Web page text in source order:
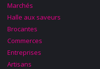
Marchés
Halle aux saveurs
Brocantes
Commerces
Entreprises
Artisans